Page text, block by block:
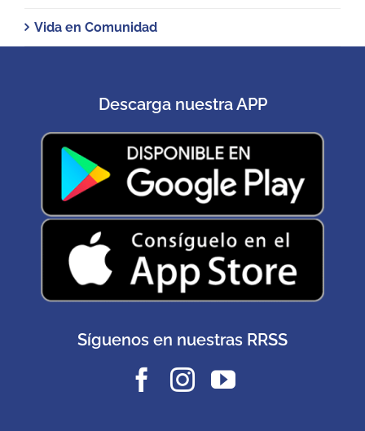
Vida en Comunidad
Descarga nuestra APP
Síguenos en nuestras RRSS